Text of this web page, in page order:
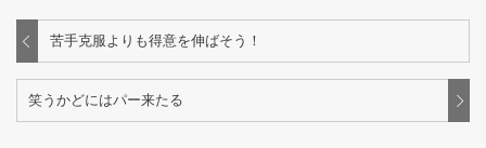
苦手克服よりも得意を伸ばそう！
笑うかどにはパー来たる